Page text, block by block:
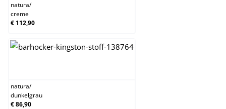
natura/
creme
€ 112,90
natura/
dunkelgrau
€ 86,90